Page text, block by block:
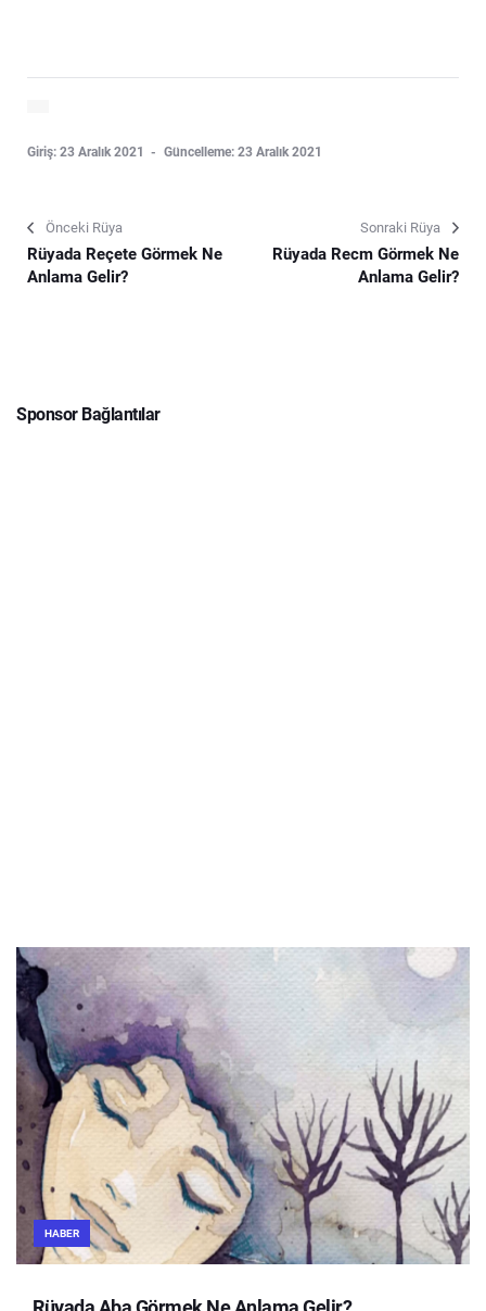
Giriş: 23 Aralık 2021 Güncelleme: 23 Aralık 2021
Önceki Rüya
Rüyada Reçete Görmek Ne
Anlama Gelir?
Sonraki Rüya
Rüyada Recm Görmek Ne
Anlama Gelir?
Sponsor Bağlantılar
HABER